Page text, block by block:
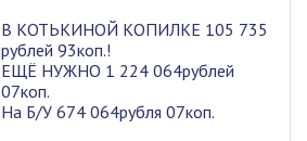
В КОТЬКИНОЙ КОПИЛКЕ 105 735
рублей 93коп.!
ЕЩЁ НУЖНО 1 224 064рублей
07коп.
На Б/У 674 064рубля 07коп.